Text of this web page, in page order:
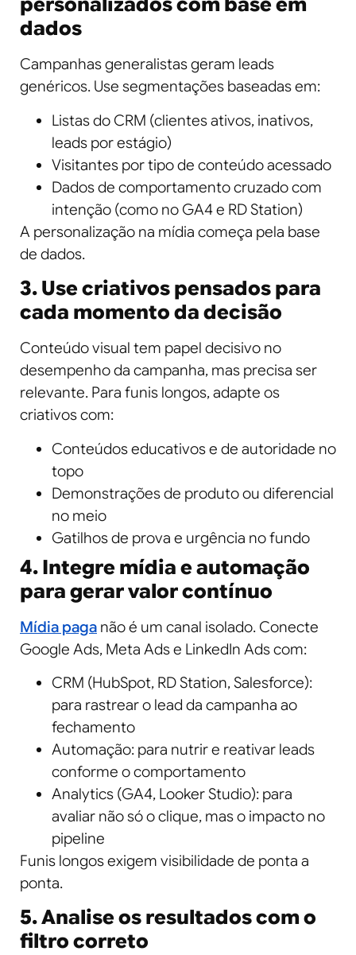
dados
Campanhas generalistas geram leads
genéricos. Use segmentações baseadas em:
Listas do CRM (clientes ativos, inativos,
leads por estágio)
Visitantes por tipo de conteúdo acessado
Dados de comportamento cruzado com
intenção (como no GA4 e RD Station)
A personalização na mídia começa pela base
de dados.
3. Use criativos pensados para
cada momento da decisão
Conteúdo visual tem papel decisivo no
desempenho da campanha, mas precisa ser
relevante. Para funis longos, adapte os
criativos com:
Conteúdos educativos e de autoridade no
topo
Demonstrações de produto ou diferencial
no meio
Gatilhos de prova e urgência no fundo
4. Integre mídia e automação
para gerar valor contínuo
Mídia paga não é um canal isolado. Conecte
Google Ads, Meta Ads e LinkedIn Ads com:
CRM (HubSpot, RD Station, Salesforce):
para rastrear o lead da campanha ao
fechamento
Automação: para nutrir e reativar leads
conforme o comportamento
Analytics (GA4, Looker Studio): para
avaliar não só o clique, mas o impacto no
pipeline
Funis longos exigem visibilidade de ponta a
ponta.
5. Analise os resultados com o
filtro correto